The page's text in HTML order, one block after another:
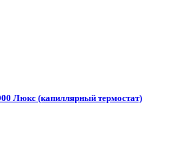
Люкс (капиллярный термостат)